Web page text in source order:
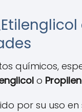
químicos,
o
por su uso